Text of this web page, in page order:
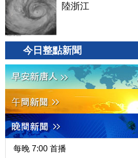
陸浙江
今日整點新聞
每晚 7:00 首播